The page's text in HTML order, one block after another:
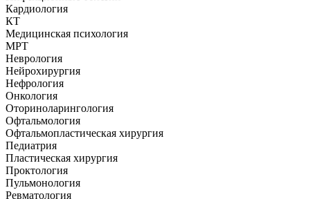
Кардиология
КТ
Медицинская психология
МРТ
Неврология
Нейрохирургия
Нефрология
Онкология
Оториноларингология
Офтальмология
Офтальмопластическая хирургия
Педиатрия
Пластическая хирургия
Проктология
Пульмонология
Ревматология